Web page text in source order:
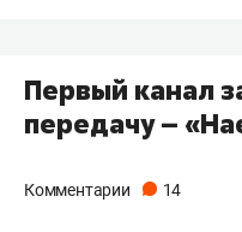
Первый канал
передачу –
Комментарии 14